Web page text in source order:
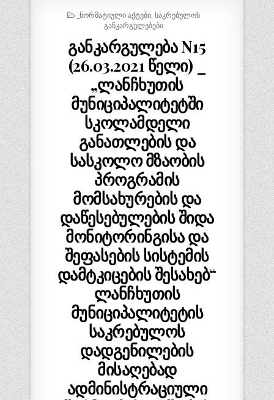
POSTED
_ᲜᲝᲠᲛᲐᲢᲘᲣᲚᲘ ᲐᲥᲢᲔᲑᲘ,ᲡᲐᲙᲠᲔᲑᲣᲚᲝᲡ
ᲒᲐᲜᲙᲐᲠᲒᲣᲚᲔᲑᲔᲑᲘ
განკარგულება N15
(26.03.2021 წელი) _
„ლანჩხუთის
მუნიციპალიტეტში
სკოლამდელი
განათლების და
სასკოლო მზაობის
პროგრამის
მომსახურების და
დაწესებულების შიდა
მონიტორინგისა და
შეფასების სისტემის
დამტკიცების შესახებ“
ლანჩხუთის
მუნიციპალიტეტის
საკრებულოს
დადგენილების
მისაღებად
ადმინისტრაციული